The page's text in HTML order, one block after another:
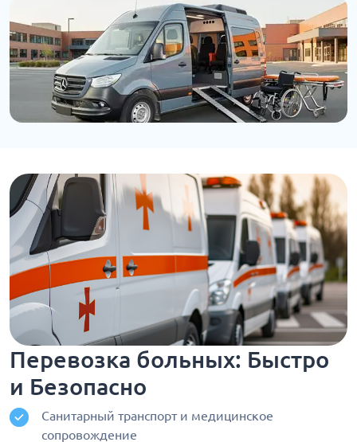
Перевозка больных: Быстро
и Безопасно
Санитарный транспорт и медицинское
сопровождение